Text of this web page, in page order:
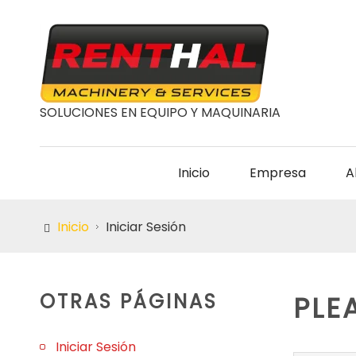
SOLUCIONES EN EQUIPO Y MAQUINARIA
Inicio Empresa
Inicio Iniciar Sesión
OTRAS PÁGINAS
Iniciar Sesión